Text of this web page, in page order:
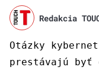
Redakcia
Otázky
prestávajú byť